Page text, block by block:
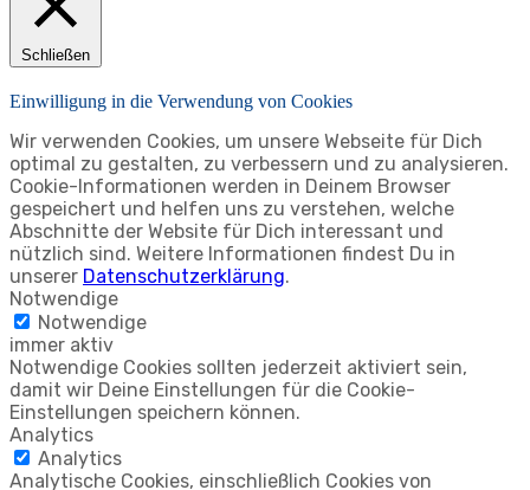
Schließen
Einwilligung in die Verwendung von Cookies
Wir verwenden Cookies, um unsere Webseite für Dich
optimal zu gestalten, zu verbessern und zu analysieren.
Cookie-Informationen werden in Deinem Browser
gespeichert und helfen uns zu verstehen, welche
Abschnitte der Website für Dich interessant und
nützlich sind. Weitere Informationen findest Du in
unserer Datenschutzerklärung.
Notwendige
Notwendige
immer aktiv
Notwendige Cookies sollten jederzeit aktiviert sein,
damit wir Deine Einstellungen für die Cookie-
Einstellungen speichern können.
Analytics
Analytics
Analytische Cookies, einschließlich Cookies von